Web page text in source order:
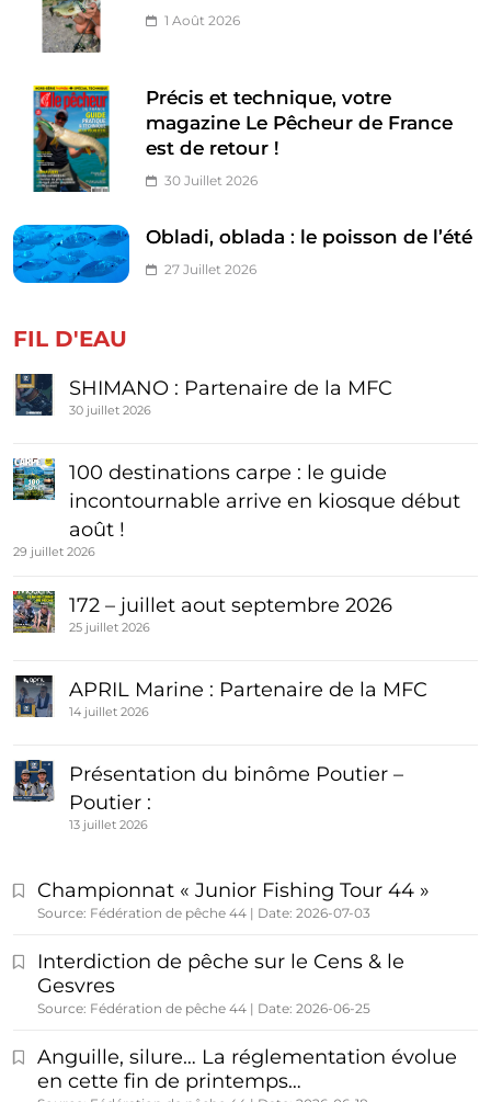
1 Août 2026
Précis et technique, votre
magazine Le Pêcheur de France
est de retour !
30 Juillet 2026
Obladi, oblada : le poisson de l’été
27 Juillet 2026
FIL D'EAU
SHIMANO : Partenaire de la MFC
30 juillet 2026
100 destinations carpe : le guide
incontournable arrive en kiosque début
août !
29 juillet 2026
172 – juillet aout septembre 2026
25 juillet 2026
APRIL Marine : Partenaire de la MFC
14 juillet 2026
Présentation du binôme Poutier –
Poutier :
13 juillet 2026
Championnat « Junior Fishing Tour 44 »
Source: Fédération de pêche 44 Date: 2026-07-03
Interdiction de pêche sur le Cens & le
Gesvres
Source: Fédération de pêche 44 Date: 2026-06-25
Anguille, silure… La réglementation évolue
en cette fin de printemps…